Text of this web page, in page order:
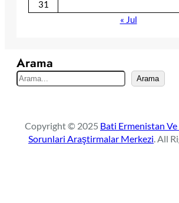
31
« Jul
Arama
S
e
c
h
Arama
Copyright © 2025 Bati Ermenistan
Sorunlari Araştirmalar Merkezi . All